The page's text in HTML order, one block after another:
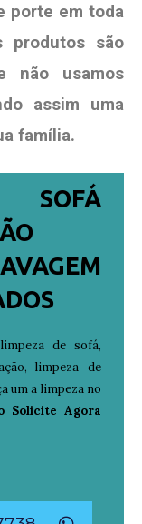
porte em toda
produtos são
não usamos
assim uma
família.
de sofá,
limpeza de
um a limpeza no
Solicite Agora